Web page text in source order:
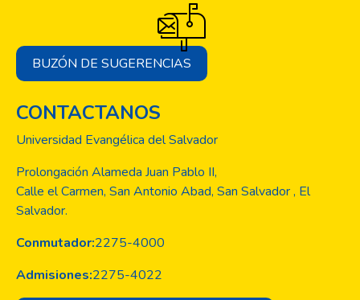
BUZÓN DE SUGERENCIAS
CONTACTANOS
Universidad Evangélica del Salvador
Prolongación Alameda Juan Pablo II,
Calle el Carmen, San Antonio Abad, San Salvador , El
Salvador.
Conmutador:2275-4000
Admisiones:2275-4022